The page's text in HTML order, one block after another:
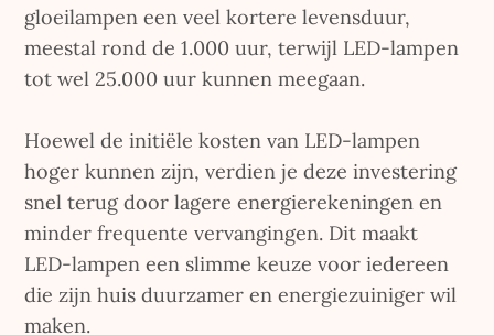
gloeilampen een veel kortere levensduur,
meestal rond de 1.000 uur, terwijl LED-lampen
tot wel 25.000 uur kunnen meegaan.
Hoewel de initiële kosten van LED-lampen
hoger kunnen zijn, verdien je deze investering
snel terug door lagere energierekeningen en
minder frequente vervangingen. Dit maakt
LED-lampen een slimme keuze voor iedereen
die zijn huis duurzamer en energiezuiniger wil
maken.